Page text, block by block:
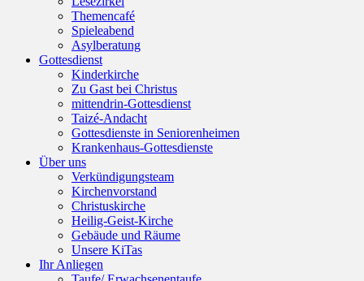
Themencafé
Spieleabend
Asylberatung
Gottesdienst
Kinderkirche
Zu Gast bei Christus
mittendrin-Gottesdienst
Taizé-Andacht
Gottesdienste in Seniorenheimen
Krankenhaus-Gottesdienste
Über uns
Verkündigungsteam
Kirchenvorstand
Christuskirche
Heilig-Geist-Kirche
Gebäude und Räume
Unsere KiTas
Ihr Anliegen